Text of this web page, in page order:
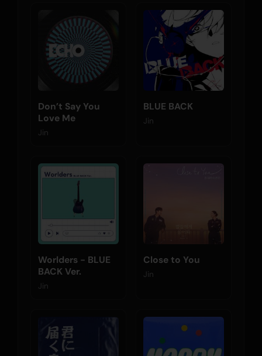
Don’t Say You
Love Me
Jin
BLUE BACK
Jin
Worlders - BLUE
BACK Ver.
Jin
Close to You
Jin